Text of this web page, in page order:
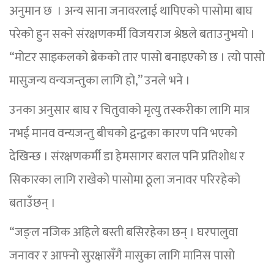
अनुमान छ । अन्य साना जनावरलाई थापिएको पासोमा बाघ
परेको हुन सक्ने संरक्षणकर्मी विजयराज श्रेष्ठले बताउनुभयो ।
“मोटर साइकलको ब्रेकको तार पासो बनाइएको छ । त्यो पासो
मासुजन्य वन्यजन्तुका लागि हो,” उनले भने ।
उनका अनुसार बाघ र चितुवाको मृत्यु तस्करीका लागि मात्र
नभई मानव वन्यजन्तु बीचको द्वन्द्वका कारण पनि भएको
देखिन्छ । संरक्षणकर्मी डा हेमसागर बराल पनि प्रतिशोध र
सिकारका लागि राखेको पासोमा ठूला जनावर परिरहेको
बताउँछन् ।
“जङ्ल नजिक अहिले बस्ती बसिरहेका छन् । घरपालुवा
जनावर र आफ्नो सुरक्षासँगै मासुका लागि मानिस पासो